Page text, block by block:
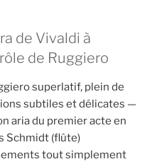
de Vivaldi à
de Ruggiero
superlatif, plein de
subtiles et délicates —
aria du premier acte en
Schmidt (flûte)
tout simplement